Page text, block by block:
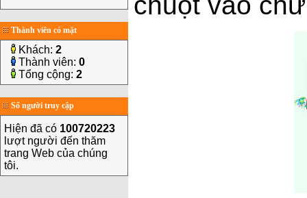
Thành viên có mặt
Khách: 2
Thành viên: 0
Tổng cộng: 2
Số người truy cập
Hiện đã có 100720223
lượt người đến thăm
trang Web của chúng
tôi.